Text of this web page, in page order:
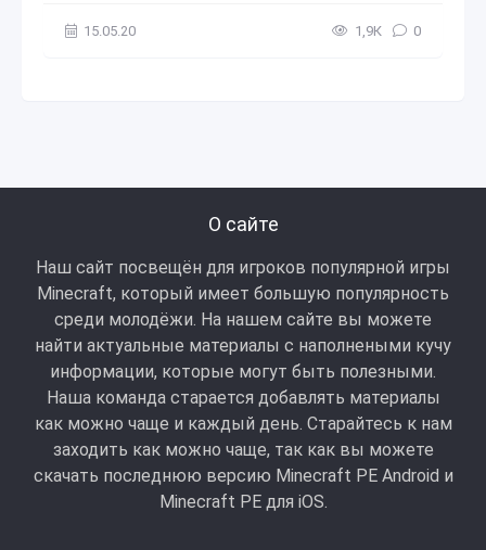
15.05.20 1,9К 0
О сайте
Наш сайт посвещён для игроков популярной игры
Minecraft, который имеет большую популярность
среди молодёжи. На нашем сайте вы можете
найти актуальные материалы с наполнеными кучу
информации, которые могут быть полезными.
Наша команда старается добавлять материалы
как можно чаще и каждый день. Старайтесь к нам
заходить как можно чаще, так как вы можете
скачать последнюю версию Minecraft PE Android и
Minecraft РЕ для iOS.